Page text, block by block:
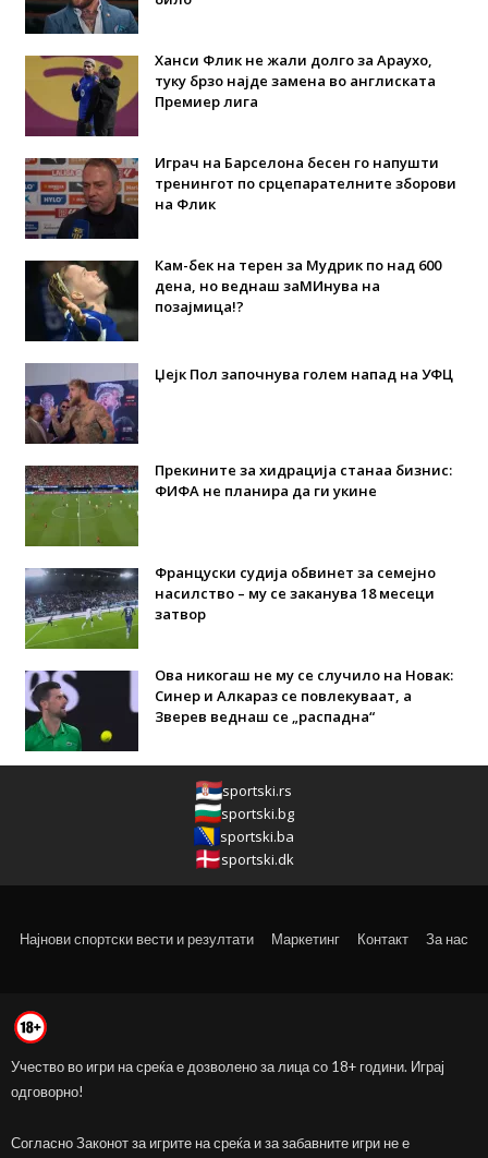
Ханси Флик не жали долго за Араухо,
туку брзо најде замена во англиската
Премиер лига
Играч на Барселона бесен го напушти
тренингот по срцепарателните зборови
на Флик
Кам-бек на терен за Мудрик по над 600
дена, но веднаш заМИнува на
позајмица!?
Џејк Пол започнува голем напад на УФЦ
Прекините за хидрација станаа бизнис:
ФИФА не планира да ги укине
Француски судија обвинет за семејно
насилство – му се заканува 18 месеци
затвор
Ова никогаш не му се случило на Новак:
Синер и Алкараз се повлекуваат, а
Зверев веднаш се „распадна“
sportski.rs
sportski.bg
sportski.ba
sportski.dk
Најнови спортски вести и резултати Маркетинг Контакт За нас
Учество во игри на среќа е дозволено за лица со 18+ години. Играј
одговорно!
Согласно Законот за игрите на среќа и за забавните игри не е